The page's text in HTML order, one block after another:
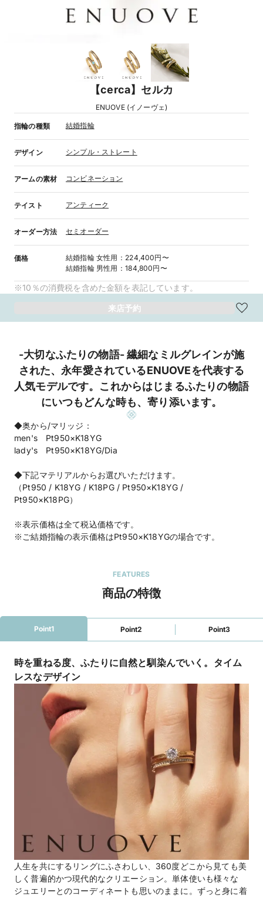
【cerca】セルカ
ENUOVE (イノーヴェ)
指輪の種類 結婚指輪
デザイン シンプル・ストレート
アームの素材 コンビネーション
テイスト アンティーク
オーダー方法 セミオーダー
価格 結婚指輪 女性用 ： 224,400円〜
結婚指輪 男性用 ：184,800円〜
※10％の消費税を含めた金額を表記しています。
来店予約
-大切なふたりの物語- 繊細なミルグレインが施
された、永年愛されているENUOVEを代表する
人気モデルです。これからはじまるふたりの物語
にいつもどんな時も、寄り添います。
◆奥から/マリッジ：
men's Pt950×K18YG
lady's Pt950×K18YG/Dia
◆下記マテリアルからお選びいただけます。
（Pt950 / K18YG / K18PG / Pt950×K18YG /
Pt950×K18PG）
※表示価格は全て税込価格です。
※ご結婚指輪の表示価格はPt950×K18YGの場合です。
FEATURES
商品の特徴
Point1 Point2 Point3
時を重ねる度、ふたりに自然と馴染んでいく。タイム
レスなデザイン
人生を共にするリングにふさわしい、360度どこから見ても美
しく普遍的かつ現代的なクリエーション。単体使いも様々な
ジュエリーとのコーディネートも思いのままに。ずっと身に着